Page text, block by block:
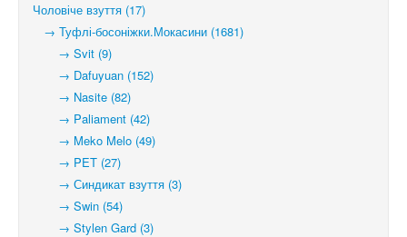
Чоловіче взуття (17)
→ Туфлі-босоніжки.Мокасини (1681)
→ Svit (9)
→ Dafuyuan (152)
→ Nasite (82)
→ Paliament (42)
→ Meko Melo (49)
→ PET (27)
→ Синдикат взуття (3)
→ Swin (54)
→ Stylen Gard (3)